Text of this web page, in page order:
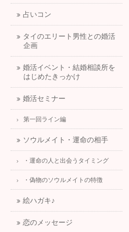
占いコン
タイのエリート男性との婚活
企画
婚活イベント・結婚相談所を
はじめたきっかけ
婚活セミナー
第一回ライン編
ソウルメイト・運命の相手
・運命の人と出会うタイミング
・偽物のソウルメイトの特徴
絵ハガキ♪
恋のメッセージ